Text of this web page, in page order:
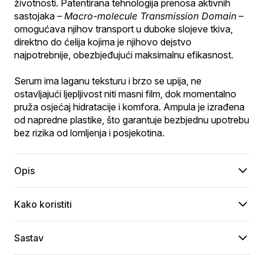
životnosti. Patentirana tehnologija prenosa aktivnih
sastojaka – Macro-molecule Transmission Domain –
omogućava njihov transport u duboke slojeve tkiva,
direktno do ćelija kojima je njihovo dejstvo
najpotrebnije, obezbjeđujući maksimalnu efikasnost.
Serum ima laganu teksturu i brzo se upija, ne
ostavljajući ljepljivost niti masni film, dok momentalno
pruža osjećaj hidratacije i komfora. Ampula je izrađena
od napredne plastike, što garantuje bezbjednu upotrebu
bez rizika od lomljenja i posjekotina.
Opis
Kako koristiti
Sastav